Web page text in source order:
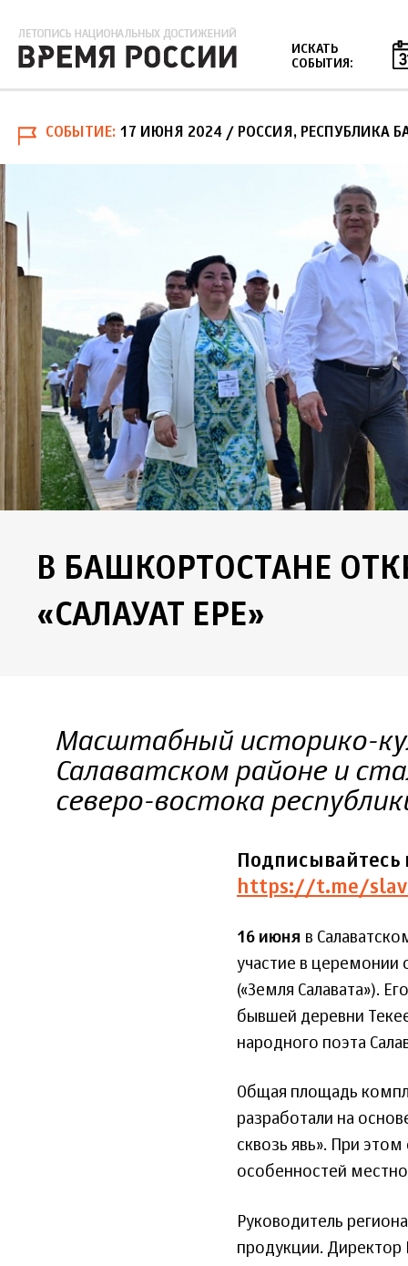
ИСКАТЬ
СОБЫТИЯ:
СОБЫТИЕ 17 ИЮНЯ 2024 / РОССИЯ, РЕСПУБЛИКА
В БАШКОРТОСТАНЕ
«САЛАУАТ ЕРЕ»
Масштабный историко-
Салаватском районе и
северо-востока
https://t.me/
16 июня в
участие в церемонии
(«Земля Салавата»).
бывшей деревни
народного поэта
Общая площадь
разработали на
сквозь явь». При
особенностей
Руководитель
продукции. Директор